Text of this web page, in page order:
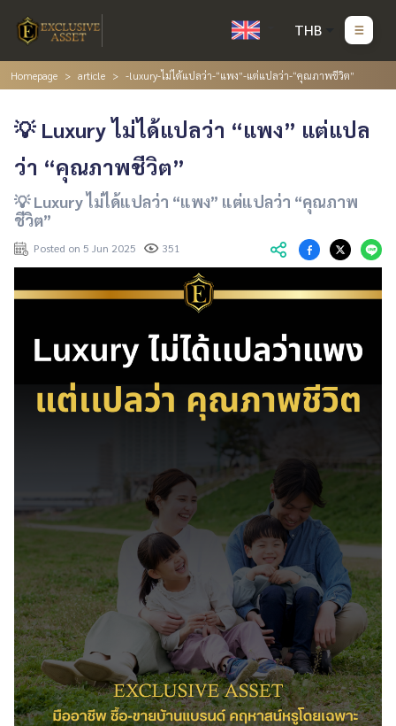
THB
Homepage article -luxury-ไม่ได้แปลว่า-“แพง”-แต่แปลว่า-“คุณภาพชีวิต”
💡 Luxury ไม่ได้แปลว่า “แพง” แต่แปล
ว่า “คุณภาพชีวิต”
💡 Luxury ไม่ได้แปลว่า “แพง” แต่แปลว่า “คุณภาพ
ชีวิต”
Posted on 5 Jun 2025 351